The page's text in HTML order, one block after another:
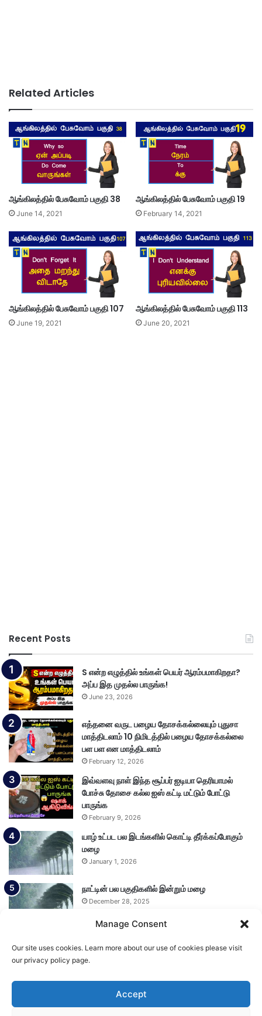
Manage Consent
Our site uses cookies. Learn more about our use of cookies please visit
our privacy policy page.
Accept
Related Articles
ஆங்கிலத்தில் பேசுவோம் பகுதி 38
June 14, 2021
ஆங்கிலத்தில் பேசுவோம் பகுதி 19
February 14, 2021
ஆங்கிலத்தில் பேசுவோம் பகுதி 107
June 19, 2021
ஆங்கிலத்தில் பேசுவோம் பகுதி 113
June 20, 2021
Recent Posts
S என்ற எழுத்தில் உங்கள் பெயர் ஆரம்பமாகிறதா?
அப்ப இத முதல்ல பாருங்க!
June 23, 2026
எத்தனை வருட பழைய தோசக்கல்லையும் புதுசா
மாத்திடலாம் 10 நிமிடத்தில் பழைய தோசக்கல்லை
பள பள என மாத்திடலாம்
February 12, 2026
இவ்வளவு நாள் இந்த சூப்பர் ஐடியா தெரியாமல்
போச்சு தோசை கல்ல ஐஸ் கட்டி மட்டும் போட்டு
பாருங்க
February 9, 2026
யாழ் உட்பட பல இடங்களில் கொட்டி தீர்க்கப்போகும்
மழை
January 1, 2026
நாட்டின் பல பகுதிகளில் இன்றும் மழை
December 28, 2025
Load More